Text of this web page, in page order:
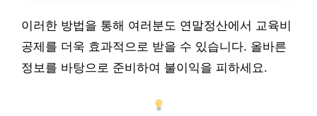
이러한 방법을 통해 여러분도 연말정산에서 교육비
공제를 더욱 효과적으로 받을 수 있습니다. 올바른
정보를 바탕으로 준비하여 불이익을 피하세요.